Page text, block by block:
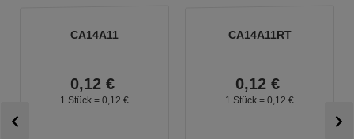
CA14A11
0,12 €
1 Stück = 0, 12 €
CA14A11RT
0,12 €
1 Stück = 0, 12 €